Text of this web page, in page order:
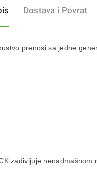
Dostava i Povrat
prenosi sa jedne
zadivljuje nenadmašnom